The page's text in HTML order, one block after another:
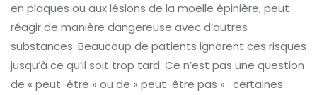
en plaques ou aux lésions de la moelle épinière, peut
réagir de manière dangereuse avec d’autres
substances. Beaucoup de patients ignorent ces risques
jusqu’à ce qu’il soit trop tard. Ce n’est pas une question
de « peut-être » ou de « peut-être pas » : certaines